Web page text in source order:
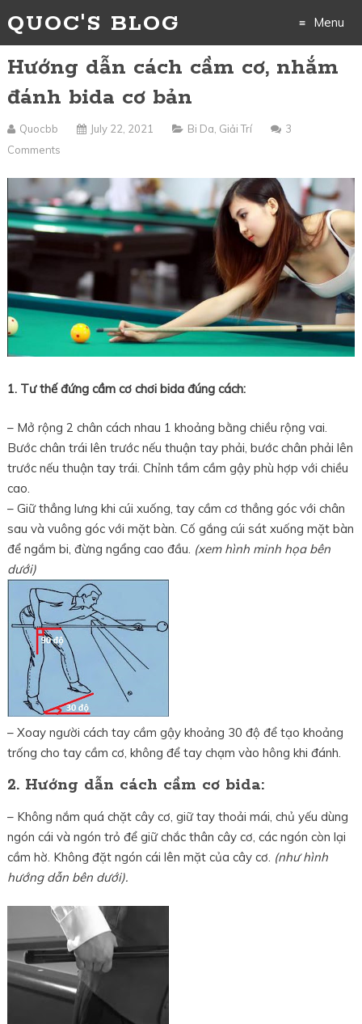
QUOC'S BLOG Menu
Skip
Hướng dẫn cách cầm cơ, nhắm
đánh bida cơ bản
Quocbb July 22, 2021 Bi Da Giải Trí
3
Comments
1. Tư thế đứng cầm cơ chơi bida đúng cách:
– Mở rộng 2 chân cách nhau 1 khoảng bằng chiều rộng vai.
Bước chân trái lên trước nếu thuận tay phải, bước chân phải lên
trước nếu thuận tay trái. Chỉnh tầm cầm gậy phù hợp với chiều
cao.
– Giữ thẳng lưng khi cúi xuống, tay cầm cơ thẳng góc với chân
sau và vuông góc với mặt bàn. Cố gắng cúi sát xuống mặt bàn
để ngắm bi, đừng ngẩng cao đầu. (xem hình minh họa bên
dưới)
– Xoay người cách tay cầm gậy khoảng 30 độ để tạo khoảng
trống cho tay cầm cơ, không để tay chạm vào hông khi đánh.
2. Hướng dẫn cách cầm cơ bida:
– Không nắm quá chặt cây cơ, giữ tay thoải mái, chủ yếu dùng
ngón cái và ngón trỏ để giữ chắc thân cây cơ, các ngón còn lại
cầm hờ. Không đặt ngón cái lên mặt của cây cơ. (như hình
hướng dẫn bên dưới).